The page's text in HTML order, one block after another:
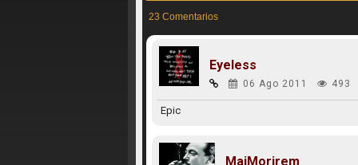
23 Comentarios
Eyeless
06 Ago 2011 493
Epic
MaiMorirem